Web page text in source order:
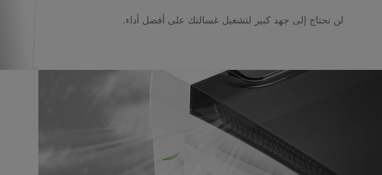
لن تحتاج إلى جهد كبير لتشغيل غسالتك على أفضل أداء.